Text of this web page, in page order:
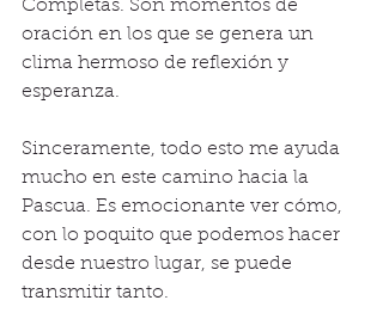
Completas. Son momentos de
oración en los que se genera un
clima hermoso de reflexión y
esperanza.
Sinceramente, todo esto me ayuda
mucho en este camino hacia la
Pascua. Es emocionante ver cómo,
con lo poquito que podemos hacer
desde nuestro lugar, se puede
transmitir tanto.